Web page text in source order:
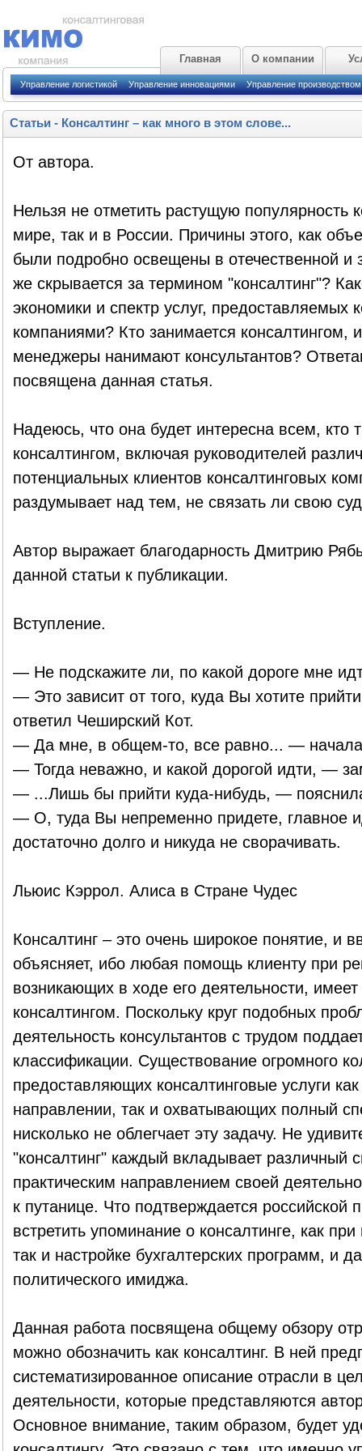
Главная О компании
Управление логистикой Управление инновациями Управление производством
Статьи- Консалтинг – как много в этом слове...
От автора.
Нельзя не отметить растущую популярность
мире, так и в России. Причины этого, как
были подробно освещены в отечественной и
же скрывается за термином "консалтинг"?
экономики и спектр услуг, предоставляемых
компаниями? Кто занимается консалтингом,
менеджеры нанимают консультантов?
посвящена данная статья.
Надеюсь, что она будет интересна всем, кто
консалтингом, включая руководителей
потенциальных клиентов консалтинговых
раздумывает над тем, не связать ли свою
Автор выражает благодарность Дмитрию
данной статьи к публикации.
Вступление.
— Не подскажите ли, по какой дороге мне
— Это зависит от того, куда Вы хотите
ответил Чеширский Кот.
— Да мне, в общем-то, все равно... —
— Тогда неважно, и какой дорогой идти, —
— ...Лишь бы прийти куда-нибудь, —
— О, туда Вы непременно придете, главное
достаточно долго и никуда не сворачивать.
Льюис Кэррол. Алиса в Стране Чудес
Консалтинг – это очень широкое понятие, и
объясняет, ибо любая помощь клиенту при
возникающих в ходе его деятельности,
консалтингом. Поскольку круг подобных
деятельность консультантов с трудом
классификации. Существование огромного
предоставляющих консалтинговые услуги
направлении, так и охватывающих полный
нисколько не облегчает эту задачу. Не
"консалтинг" каждый вкладывает различный
практическим направлением своей
к путанице. Что подтверждается российской
встретить упоминание о консалтинге, как
так и настройке бухгалтерских программ, и
политического имиджа.
Данная работа посвящена общему обзору
можно обозначить как консалтинг. В ней
систематизированное описание отрасли в
деятельности, которые представляются
Основное внимание, таким образом, будет